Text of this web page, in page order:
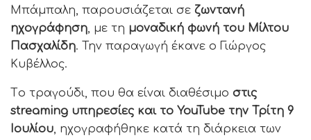
Μπάμπαλη, παρουσιάζεται σε ζωντανή
ηχογράφηση, με τη μοναδική φωνή του Μίλτου
Πασχαλίδη. Την παραγωγή έκανε ο Γιώργος
Κυβέλλος.
Tο τραγούδι, που θα είναι διαθέσιμο στις
streaming υπηρεσίες και το YouTube την Τρίτη 9
Ιουλίου, ηχογραφήθηκε κατά τη διάρκεια των